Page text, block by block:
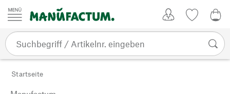
Zum Inhalt springen
Startseite